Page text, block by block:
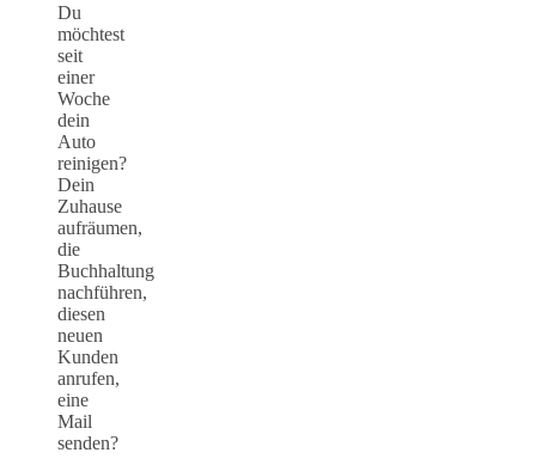
Du
möchtest
seit
einer
Woche
dein
Auto
reinigen?
Dein
Zuhause
aufräumen,
die
Buchhaltung
nachführen,
diesen
neuen
Kunden
anrufen,
eine
Mail
senden?